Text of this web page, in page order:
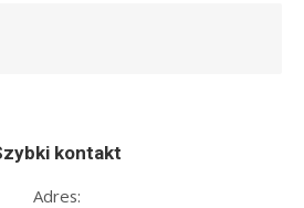
kontakt
Adres: